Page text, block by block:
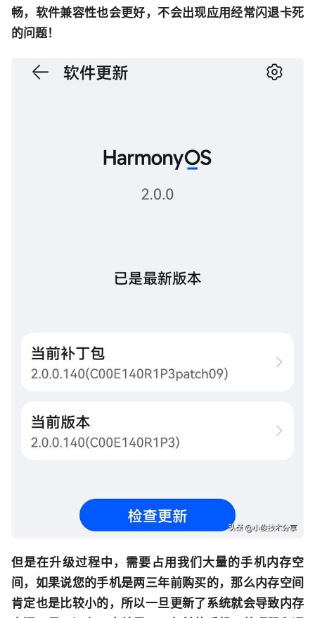
畅，软件兼容性也会更好，不会出现应用经常闪退卡死
的问题！
但是在升级过程中，需要占用我们大量的手机内存空
间，如果说您的手机是两三年前购买的，那么内存空间
肯定也是比较小的，所以一旦更新了系统就会导致内存